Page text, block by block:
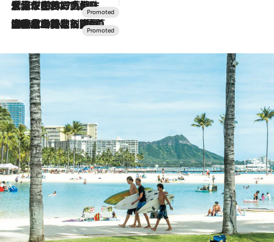
2026.7.17
「土佐和ハーブかき氷」がOMO7高知に登場！生姜、山椒、大葉など目にも舌にも涼を呼ぶ郷土の味
2026.7.10
NEW OPEN！【界 草津】名湯の地に誕生。趣の異なる2種の温泉と上州ならではの会席・蕎麦割烹など美食を味わう究極の癒やし旅